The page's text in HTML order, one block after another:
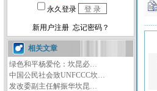
相关文章
绿色和平杨爱伦：坎昆必…
中国公民社会致UNFCCC坎…
发改委副主任解振华坎昆…